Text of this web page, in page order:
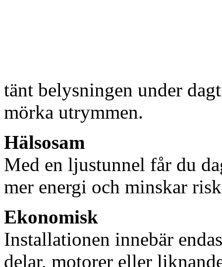
tänt belysningen under
mörka utrymmen.
Hälsosam
Med en ljustunnel får du
mer energi och minskar
Ekonomisk
Installationen innebär
delar, motorer eller